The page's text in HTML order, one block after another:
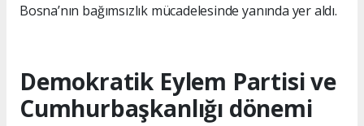
Bosna’nın bağımsızlık mücadelesinde yanında yer aldı.
Demokratik Eylem Partisi ve
Cumhurbaşkanlığı dönemi